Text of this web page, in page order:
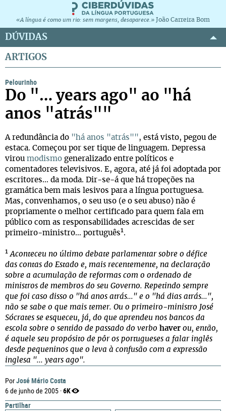
«A língua é como um rio: sem margens, desaparece.» João Carreira Bom
DÚVIDAS
ARTIGOS
PorJosé Mário Costa
6 de junho de 2005 ·6K
Partilhar
Pelourinho
Do "… years ago" ao "há
anos "atrás""
A redundância do "há anos "atrás"", está visto, pegou de
estaca. Começou por ser tique de linguagem. Depressa
virou modismo generalizado entre políticos e
comentadores televisivos. E, agora, até já foi adoptada por
escritores… da moda. Dir-se-á que há tropeções na
gramática bem mais lesivos para a língua portuguesa.
Mas, convenhamos, o seu uso (e o seu abuso) não é
propriamente o melhor certificado para quem fala em
público com as responsabilidades acrescidas de ser
primeiro-ministro… português1.
1 Aconteceu no último debate parlamentar sobre o défice
das contas do Estado e, mais recentemente, na declaração
sobre a acumulação de reformas com o ordenado de
ministros de membros do seu Governo. Repetindo sempre
que foi caso disso o "há anos atrás…" e o "há dias atrás…",
não se sabe o que mais temer. Ou o primeiro-ministro José
Sócrates se esqueceu, já, do que aprendeu nos bancos da
escola sobre o sentido de passado do verbo haver ou, então,
é aquele seu propósito de pôr os portugueses a falar inglês
desde pequeninos que o leva à confusão com a expressão
inglesa "... years ago".